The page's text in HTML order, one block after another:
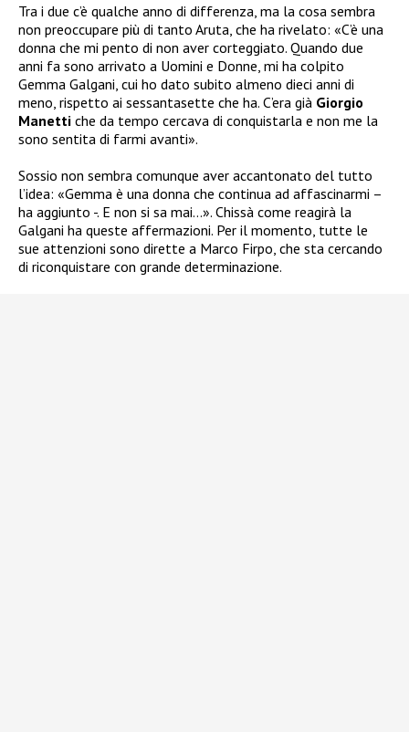
Tra i due c’è qualche anno di differenza, ma la cosa sembra
non preoccupare più di tanto Aruta, che ha rivelato: «C’è una
donna che mi pento di non aver corteggiato. Quando due
anni fa sono arrivato a Uomini e Donne, mi ha colpito
Gemma Galgani, cui ho dato subito almeno dieci anni di
meno, rispetto ai sessantasette che ha. C’era già Giorgio
Manetti che da tempo cercava di conquistarla e non me la
sono sentita di farmi avanti».
Sossio non sembra comunque aver accantonato del tutto
l’idea: «Gemma è una donna che continua ad affascinarmi –
ha aggiunto -. E non si sa mai…». Chissà come reagirà la
Galgani ha queste affermazioni. Per il momento, tutte le
sue attenzioni sono dirette a Marco Firpo, che sta cercando
di riconquistare con grande determinazione.